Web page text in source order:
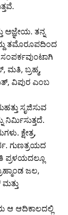
ಅಜ್ಞೇಯ. ತನ್ನ
ತಮೊರೂಪದಿಂದ
ಸಂಪರ್ಕವುಂಟಾಗಿ
ಮತಿ, ಬ್ರಹ್ಮ,
ವಿಪುರ ಎಂಬ
ಸೃಜಿಸುವ
ನಿರ್ಮಿಸುತ್ತದೆ.
ಕ್ಷೇತ್ರ,
ಗರ್ಭ. ಗುಣತ್ರಯದ
ಪ್ರಳಯದಲ್ಲೂ
ಜಲ,
ಆ ಆದಿಕಾಲದಲ್ಲಿ